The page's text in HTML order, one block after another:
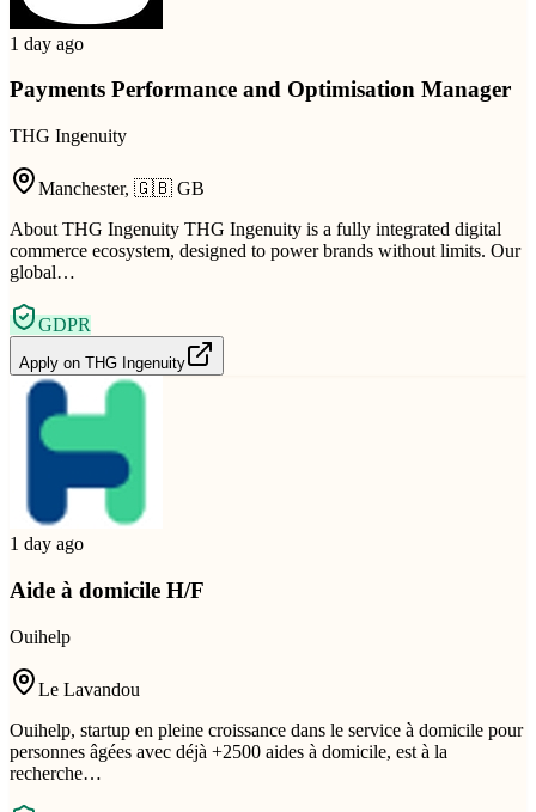
1 day ago
Payments Performance and Optimisation Manager
THG Ingenuity
Manchester, 🇬🇧 GB
About THG Ingenuity THG Ingenuity is a fully integrated digital
commerce ecosystem, designed to power brands without limits. Our
global…
GDPR
Apply on THG Ingenuity
1 day ago
Aide à domicile H/F
Ouihelp
Le Lavandou
Ouihelp, startup en pleine croissance dans le service à domicile pour
personnes âgées avec déjà +2500 aides à domicile, est à la
recherche…